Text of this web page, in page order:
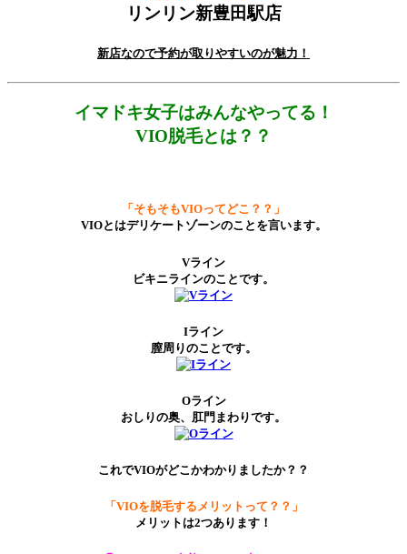
リンリン新豊田駅店
新店なので予約が取りやすいのが魅力！
イマドキ女子はみんなやってる！
VIO脱毛とは？？
「そもそもVIOってどこ？？」
VIOとはデリケートゾーンのことを言います。
Vライン
ビキニラインのことです。
Iライン
膣周りのことです。
Oライン
おしりの奥、肛門まわりです。
これでVIOがどこかわかりましたか？？
「VIOを脱毛するメリットって？？」
メリットは2つあります！